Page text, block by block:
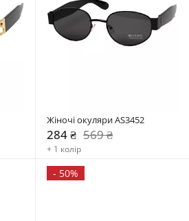
Жіночі окуляри AS3452
284 ₴ 569 ₴
+ 1 колір
- 50%